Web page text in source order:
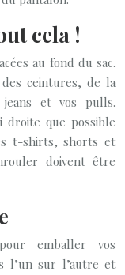
cela !
au fond du sac.
ceintures, de la
et vos pulls.
droite que possible
t-shirts, shorts et
doivent être
emballer vos
l’un sur l’autre et